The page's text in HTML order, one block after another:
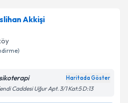
Eceiçin randevu takvimi
bu uzmandan randevu almanız
e-posta ile
Akkişi
Haritada Göster
Caddesi Uğur Apt. 3/1 Kat:5 D:13